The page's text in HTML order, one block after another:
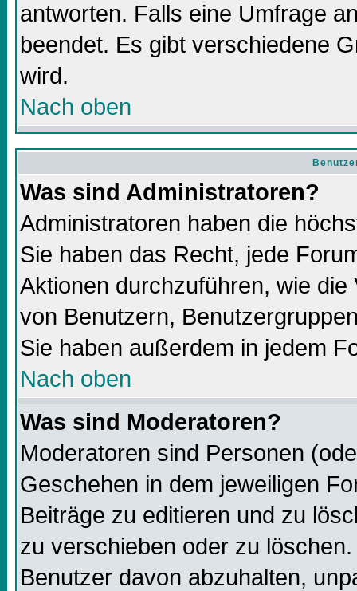
antworten. Falls eine Umfrage
beendet. Es gibt verschiedene
wird.
Nach oben
Was sind Administratoren?
Administratoren haben die
Sie haben das Recht, jede
Aktionen durchzuführen, wie
von Benutzern,
Sie haben außerdem in jedem
Nach oben
Was sind Moderatoren?
Moderatoren sind Personen
Geschehen in dem jeweiligen
Beiträge zu editieren und zu
zu verschieben oder zu
Benutzer davon abzuhalten,